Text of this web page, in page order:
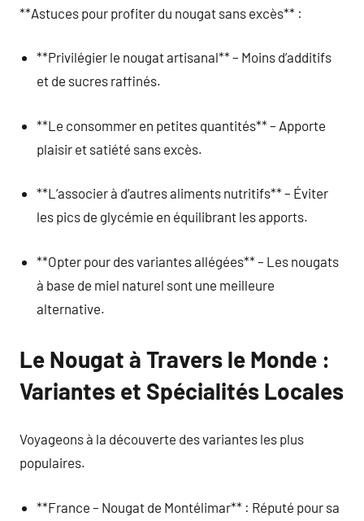
**Astuces pour profiter du nougat sans excès** :
**Privilégier le nougat artisanal** – Moins d’additifs
et de sucres raffinés.
**Le consommer en petites quantités** – Apporte
plaisir et satiété sans excès.
**L’associer à d’autres aliments nutritifs** – Éviter
les pics de glycémie en équilibrant les apports.
**Opter pour des variantes allégées** – Les nougats
à base de miel naturel sont une meilleure
alternative.
Le Nougat à Travers le Monde :
Variantes et Spécialités Locales
Voyageons à la découverte des variantes les plus
populaires.
**France – Nougat de Montélimar** : Réputé pour sa